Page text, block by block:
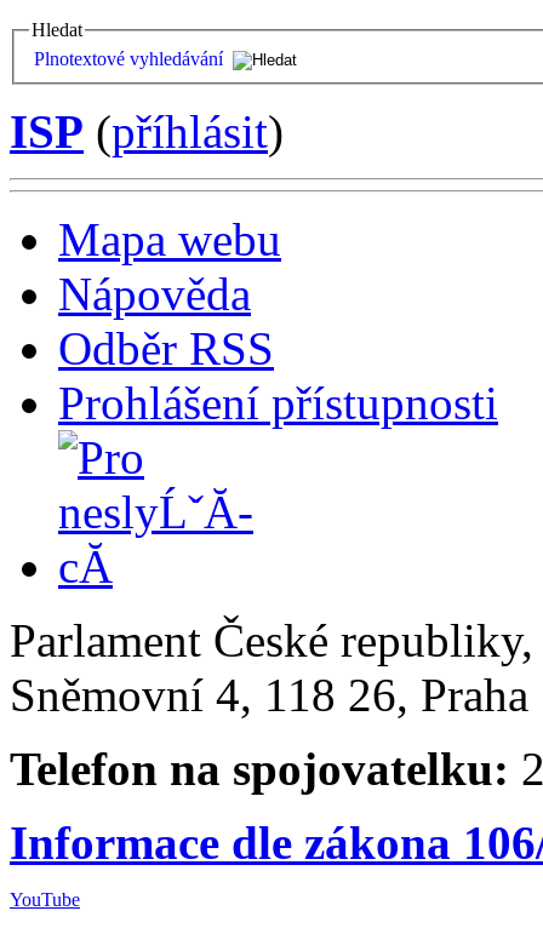
Hledat
Plnotextové vyhledávání
ISP (příhlásit)
Mapa webu
Nápověda
Odběr RSS
Prohlášení přístupnosti
Parlament České
Sněmovní 4, 118 26,
Telefon na spojovatelku:
Informace dle zákona
YouTube